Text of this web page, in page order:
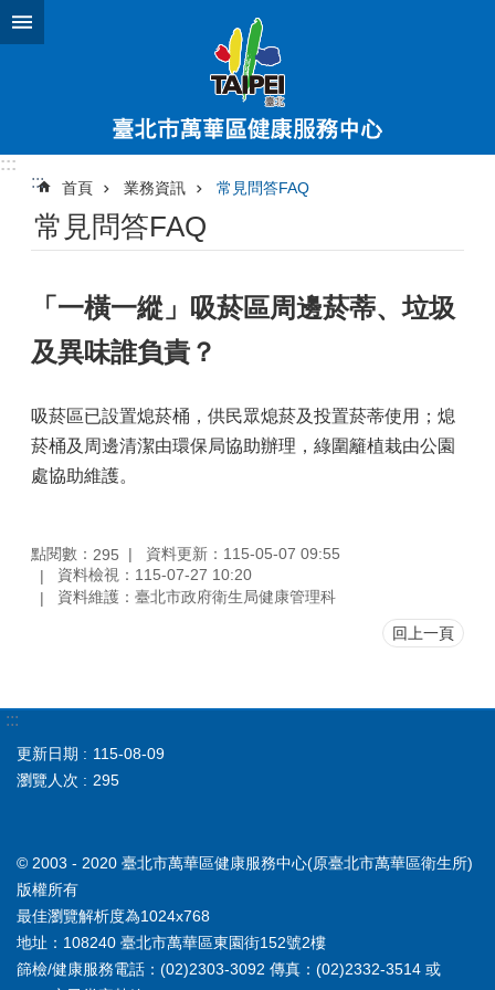
跳到主要內容區塊
:::
:::
首頁 業務資訊 常見問答FAQ
常見問答FAQ
「一橫一縱」吸菸區周邊菸蒂、垃圾
及異味誰負責？
吸菸區已設置熄菸桶，供民眾熄菸及投置菸蒂使用；熄
菸桶及周邊清潔由環保局協助辦理，綠圍籬植栽由公園
處協助維護。
點閱數： 295
資料更新：115-05-07 09:55
資料檢視：115-07-27 10:20
資料維護：臺北市政府衛生局健康管理科
回上一頁
:::
更新日期
115-08-09
瀏覽人次
295
© 2003 - 2020 臺北市萬華區健康服務中心(原臺北市萬華區衛生所)
版權所有
最佳瀏覽解析度為1024x768
地址：108240 臺北市萬華區東園街152號2樓
篩檢/健康服務電話：(02)2303-3092 傳真：(02)2332-3514 或